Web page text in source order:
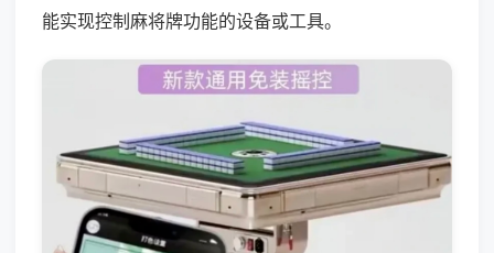
能实现控制麻将牌功能的设备或工具。